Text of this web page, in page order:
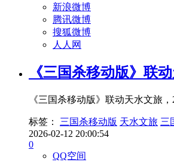
新浪微博
腾讯微博
搜狐微博
人人网
《三国杀移动版》联
《三国杀移动版》联动天水文旅
标签： 三国杀移动版 天水文旅 三
2026-02-12 20:00:54
0
QQ空间